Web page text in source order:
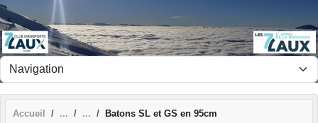
Accueil Batons SL et GS en 95cm
Panneau de gestion des cookies